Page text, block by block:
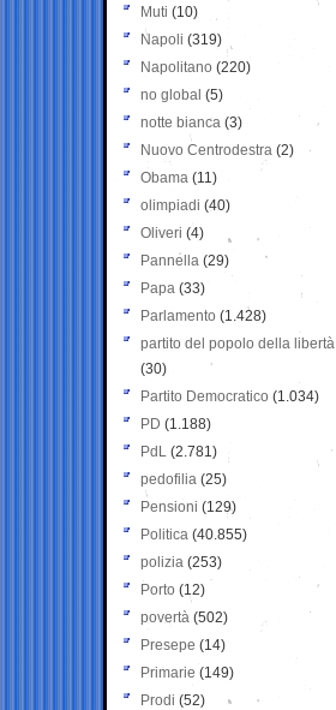
Muti (10)
Napoli (319)
Napolitano (220)
no global (5)
notte bianca (3)
Nuovo Centrodestra (2)
Obama (11)
olimpiadi (40)
Oliveri (4)
Pannella (29)
Papa (33)
Parlamento (1.428)
partito del popolo della libertà
(30)
Partito Democratico (1.034)
PD (1.188)
PdL (2.781)
pedofilia (25)
Pensioni (129)
Politica (40.855)
polizia (253)
Porto (12)
povertà (502)
Presepe (14)
Primarie (149)
Prodi (52)